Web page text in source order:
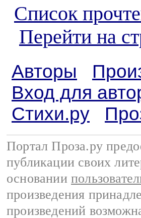
Список
Перейти на
Авторы
Вход для
Стихи.ру
Портал Проза.ру
публикации своих
основании
произведения
произведений